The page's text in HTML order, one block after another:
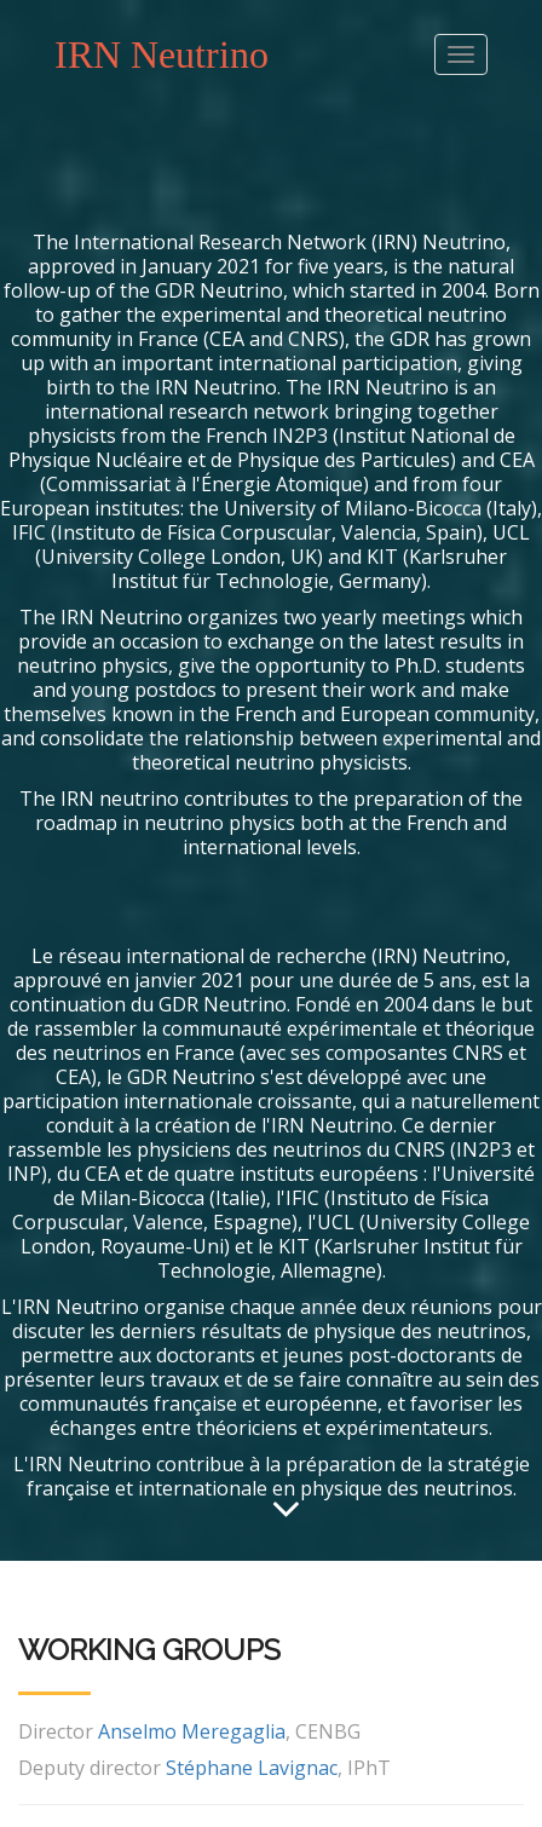
IRN Neutrino
The International Research Network (IRN) Neutrino,
approved in January 2021 for five years, is the natural
follow-up of the GDR Neutrino, which started in 2004. Born
to gather the experimental and theoretical neutrino
community in France (CEA and CNRS), the GDR has grown
up with an important international participation, giving
birth to the IRN Neutrino. The IRN Neutrino is an
international research network bringing together
physicists from the French IN2P3 (Institut National de
Physique Nucléaire et de Physique des Particules) and CEA
(Commissariat à l'Énergie Atomique) and from four
European institutes: the University of Milano-Bicocca (Italy),
IFIC (Instituto de Física Corpuscular, Valencia, Spain), UCL
(University College London, UK) and KIT (Karlsruher
Institut für Technologie, Germany).
The IRN Neutrino organizes two yearly meetings which
provide an occasion to exchange on the latest results in
neutrino physics, give the opportunity to Ph.D. students
and young postdocs to present their work and make
themselves known in the French and European community,
and consolidate the relationship between experimental and
theoretical neutrino physicists.
The IRN neutrino contributes to the preparation of the
roadmap in neutrino physics both at the French and
international levels.
Le réseau international de recherche (IRN) Neutrino,
approuvé en janvier 2021 pour une durée de 5 ans, est la
continuation du GDR Neutrino. Fondé en 2004 dans le but
de rassembler la communauté expérimentale et théorique
des neutrinos en France (avec ses composantes CNRS et
CEA), le GDR Neutrino s'est développé avec une
participation internationale croissante, qui a naturellement
conduit à la création de l'IRN Neutrino. Ce dernier
rassemble les physiciens des neutrinos du CNRS (IN2P3 et
INP), du CEA et de quatre instituts européens : l'Université
de Milan-Bicocca (Italie), l'IFIC (Instituto de Física
Corpuscular, Valence, Espagne), l'UCL (University College
London, Royaume-Uni) et le KIT (Karlsruher Institut für
Technologie, Allemagne).
L'IRN Neutrino organise chaque année deux réunions pour
discuter les derniers résultats de physique des neutrinos,
permettre aux doctorants et jeunes post-doctorants de
présenter leurs travaux et de se faire connaître au sein des
communautés française et européenne, et favoriser les
échanges entre théoriciens et expérimentateurs.
L'IRN Neutrino contribue à la préparation de la stratégie
française et internationale en physique des neutrinos.
WORKING GROUPS
DirectorAnselmo Meregaglia, CENBG
Deputy directorStéphane Lavignac, IPhT